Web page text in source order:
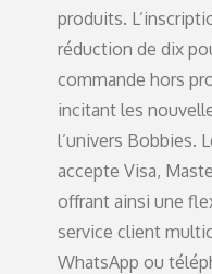
produits.
réduction de dix
commande hors
incitant les
l’univers Bobbies.
accepte Visa,
offrant ainsi une
service client
WhatsApp ou